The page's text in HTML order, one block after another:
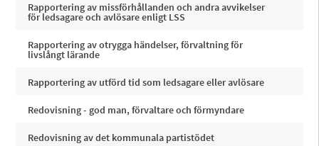
Rapportering av missförhållanden och andra avvikelser
för ledsagare och avlösare enligt LSS
Rapportering av otrygga händelser, förvaltning för
livslångt lärande
Rapportering av utförd tid som ledsagare eller avlösare
Redovisning - god man, förvaltare och förmyndare
Redovisning av det kommunala partistödet